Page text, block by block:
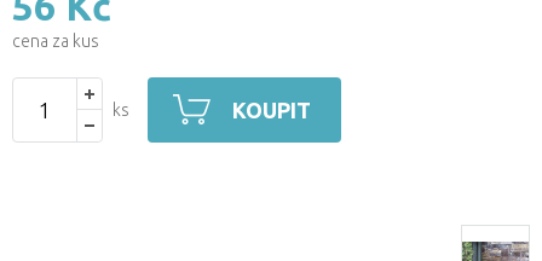
cena za kus
ks KOUPIT